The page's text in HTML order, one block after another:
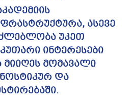
ასევე
უკეთ
ინტერესები
მომავალი
და